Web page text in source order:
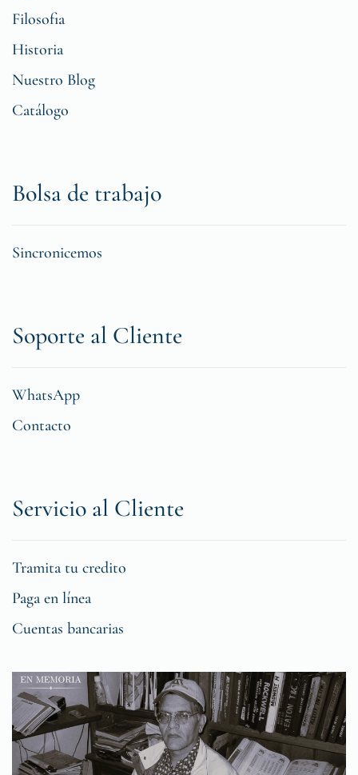
Filosofia
Historia
Nuestro Blog
Catálogo
Bolsa de trabajo
Sincronicemos
Soporte al Cliente
WhatsApp
Contacto
Servicio al Cliente
Tramita tu credito
Paga en línea
Cuentas bancarias